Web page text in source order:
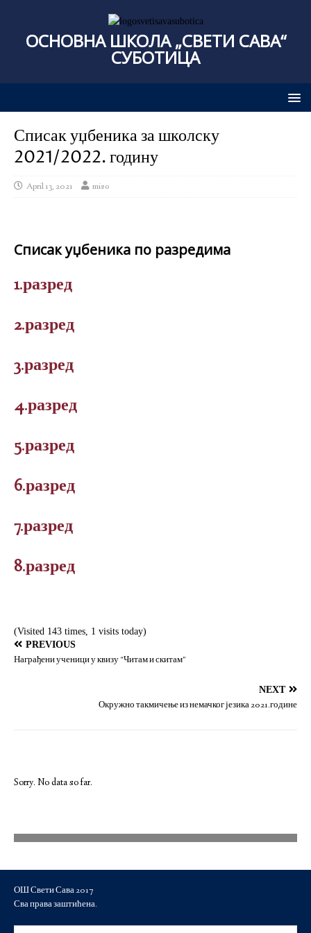
ОСНОВНА ШКОЛА „СВЕТИ САВА“
СУБОТИЦА
Списак уџбеника за школску
2021/2022. годину
April 13, 2021 miso
Списак уџбеника по разредима
1.разред
2.разред
3.разред
4.разред
5.разред
6.разред
7.разред
8.разред
(Visited 143 times, 1 visits today)
PREVIOUS
Награђени ученици у квизу “Читам и скитам”
NEXT
Окружно такмичење из немачког језика 2021.године
Sorry. No data so far.
ОШ Свети Сава 2017
Сва права заштићена.